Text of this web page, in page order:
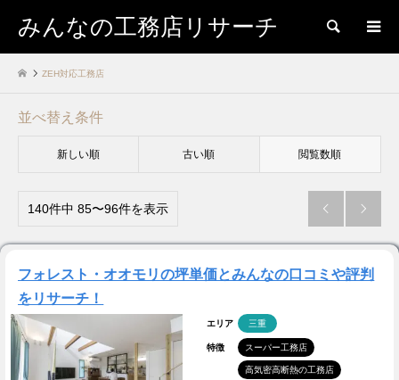
みんなの工務店リサーチ 検索
ZEH対応工務店
並べ替え条件
新しい順 古い順 閲覧数順
140件中 85〜96件を表示  
フォレスト・オオモリの坪単価とみんなの口コミや評判
をリサーチ！
エリア 三重
特徴 スーパー工務店
高気密高断熱の工務店